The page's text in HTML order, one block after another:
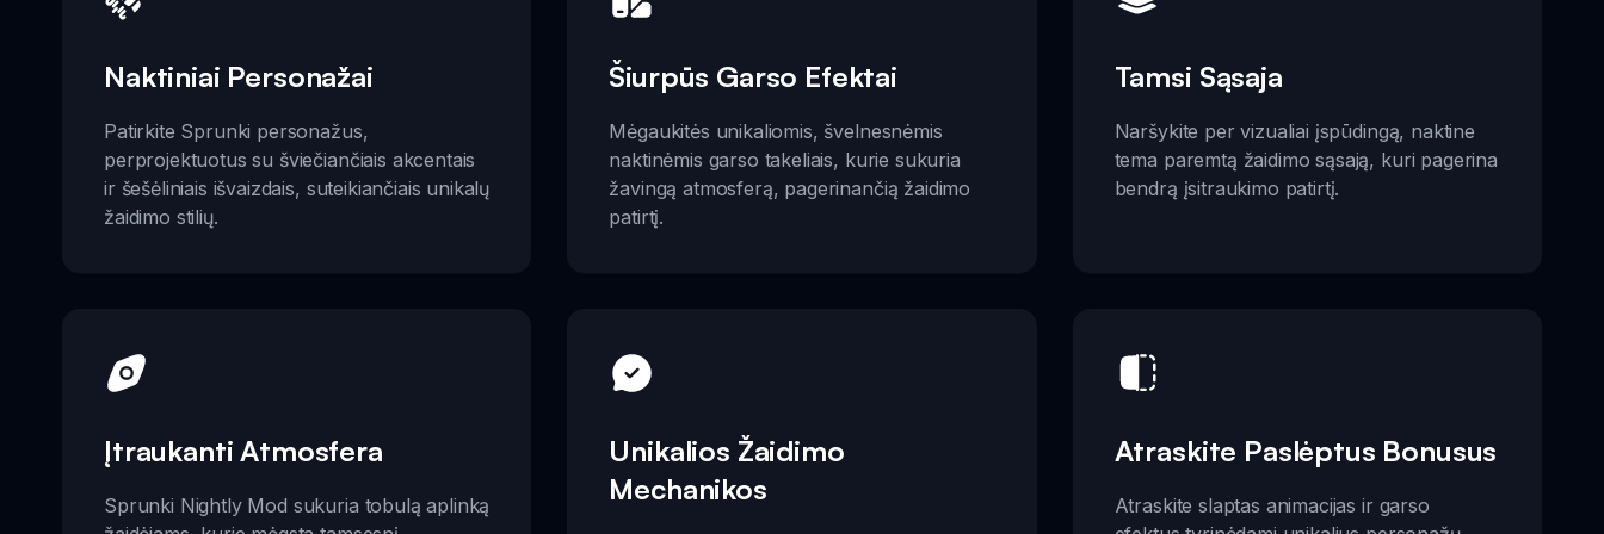
Naktiniai Personažai
Patirkite Sprunki personažus,
perprojektuotus su šviečiančiais akcentais
ir šešėliniais išvaizdais, suteikiančiais unikalų
žaidimo stilių.
Šiurpūs Garso Efektai
Mėgaukitės unikaliomis, švelnesnėmis
naktinėmis garso takeliais, kurie sukuria
žavingą atmosferą, pagerinančią žaidimo
patirtį.
Tamsi Sąsaja
Naršykite per vizualiai įspūdingą, naktine
tema paremtą žaidimo sąsają, kuri pagerina
bendrą įsitraukimo patirtį.
Įtraukanti Atmosfera
Sprunki Nightly Mod sukuria tobulą aplinką
Unikalios Žaidimo
Mechanikos
Atraskite Paslėptus Bonusus
Atraskite slaptas animacijas ir garso